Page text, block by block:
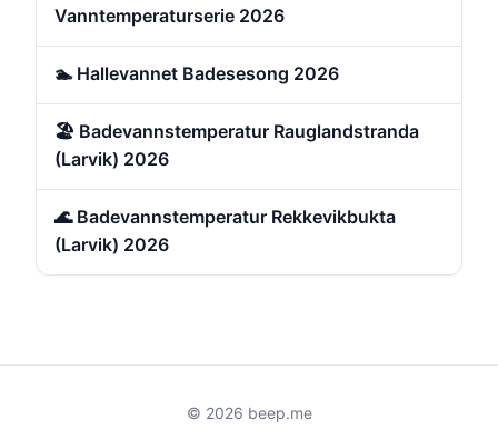
Vanntemperaturserie 2026
🏊 Hallevannet Badesesong 2026
🏖️ Badevannstemperatur Rauglandstranda
(Larvik) 2026
🌊 Badevannstemperatur Rekkevikbukta
(Larvik) 2026
© 2026 beep.me